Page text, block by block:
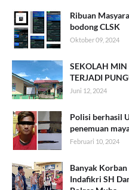
Ribuan
bodong CLSK
Oktober 09, 2024
SEKOLAH MIN
TERJADI
Juni 12, 2024
Polisi berhasil
penemuan
Februari 10, 2024
Banyak
Indafikri SH